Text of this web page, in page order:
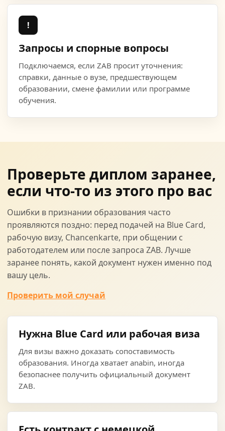
!
Запросы и спорные вопросы
Подключаемся, если ZAB просит уточнения:
справки, данные о вузе, предшествующем
образовании, смене фамилии или программе
обучения.
Проверьте диплом заранее,
если что-то из этого про вас
Ошибки в признании образования часто
проявляются поздно: перед подачей на Blue Card,
рабочую визу, Chancenkarte, при общении с
работодателем или после запроса ZAB. Лучше
заранее понять, какой документ нужен именно под
вашу цель.
Проверить мой случай
Нужна Blue Card или рабочая виза
Для визы важно доказать сопоставимость
образования. Иногда хватает anabin, иногда
безопаснее получить официальный документ
ZAB.